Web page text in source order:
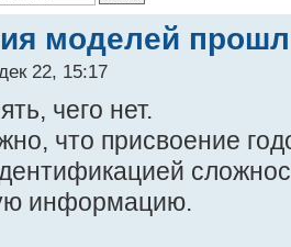
моделей
22, 15:17
чего нет.
что присвоение
информацию.